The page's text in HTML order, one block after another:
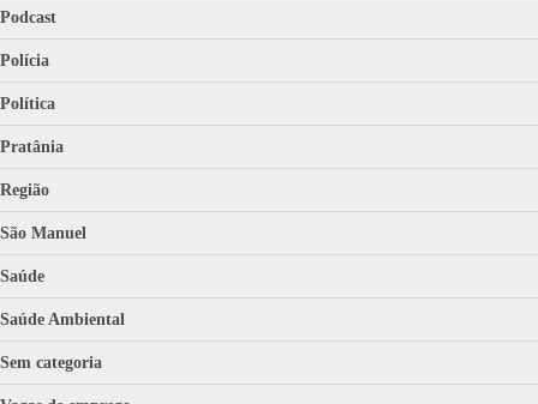
Podcast
Polícia
Política
Pratânia
Região
São Manuel
Saúde
Saúde Ambiental
Sem categoria